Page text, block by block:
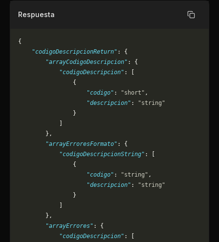
Respuesta Copiar
{
    "codigoDescripcionReturn"
: {
        "arrayCodigoDescripcion"
: {
            "codigoDescripcion"
: [
                {
                    "codigo"
: "short" ,
                    "descripcion"
:
"string"
                }
        },
        "arrayErroresFormato"
: {
            "codigoDescripcionString"
: [
                {
                    "codigo"
: "string" ,
                    "descripcion"
:
"string"
                }
        },
        "arrayErrores"
: {
            "codigoDescripcion"
: [